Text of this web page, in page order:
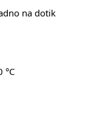
na dotik
°C